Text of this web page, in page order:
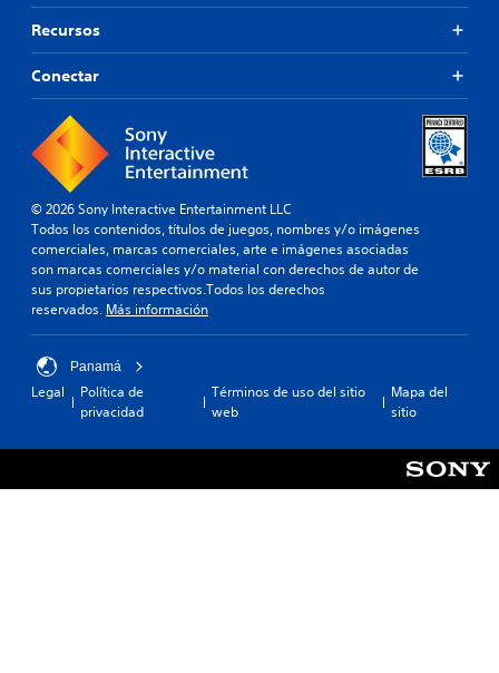
Recursos
Conectar
© 2026 Sony Interactive Entertainment LLC
Todos los contenidos, títulos de juegos, nombres y/o imágenes
comerciales, marcas comerciales, arte e imágenes asociadas
son marcas comerciales y/o material con derechos de autor de
sus propietarios respectivos.Todos los derechos
reservados. Más información
Panamá
Legal
Política de
privacidad
Términos de uso del sitio
web
Mapa del
sitio